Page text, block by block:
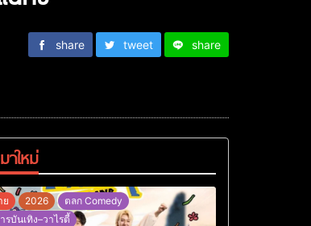
share tweet share
าใหม่
ย 2026
ตลก Comedy
รบันเทิง–วาไรตี้